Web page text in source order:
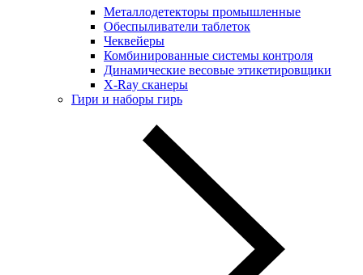
Металлодетекторы промышленные
Обеспыливатели таблеток
Чеквейеры
Комбинированные системы контроля
Динамические весовые этикетировщики
X-Ray сканеры
Гири и наборы гирь